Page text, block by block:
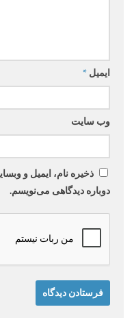
ایمیل *
وب‌ سایت
ذخیره نام، ایمیل و
دوباره دیدگاهی می‌نویسم.